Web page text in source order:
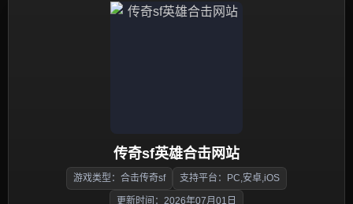
传奇sf英雄合击网站
游戏类型：合击传奇sf 支持平台：PC,安卓,iOS
更新时间：2026年07月01日